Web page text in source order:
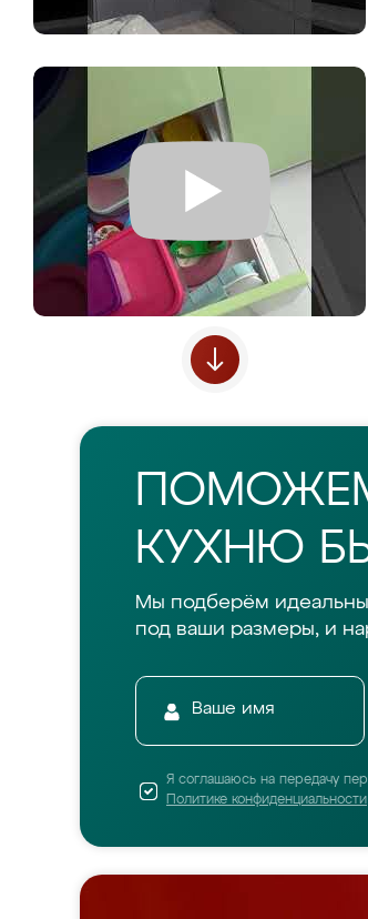
КУХНЮ
Мы подберём
под ваши размеры, и
Я соглашаюсь на передачу
Политике конфиденциальности